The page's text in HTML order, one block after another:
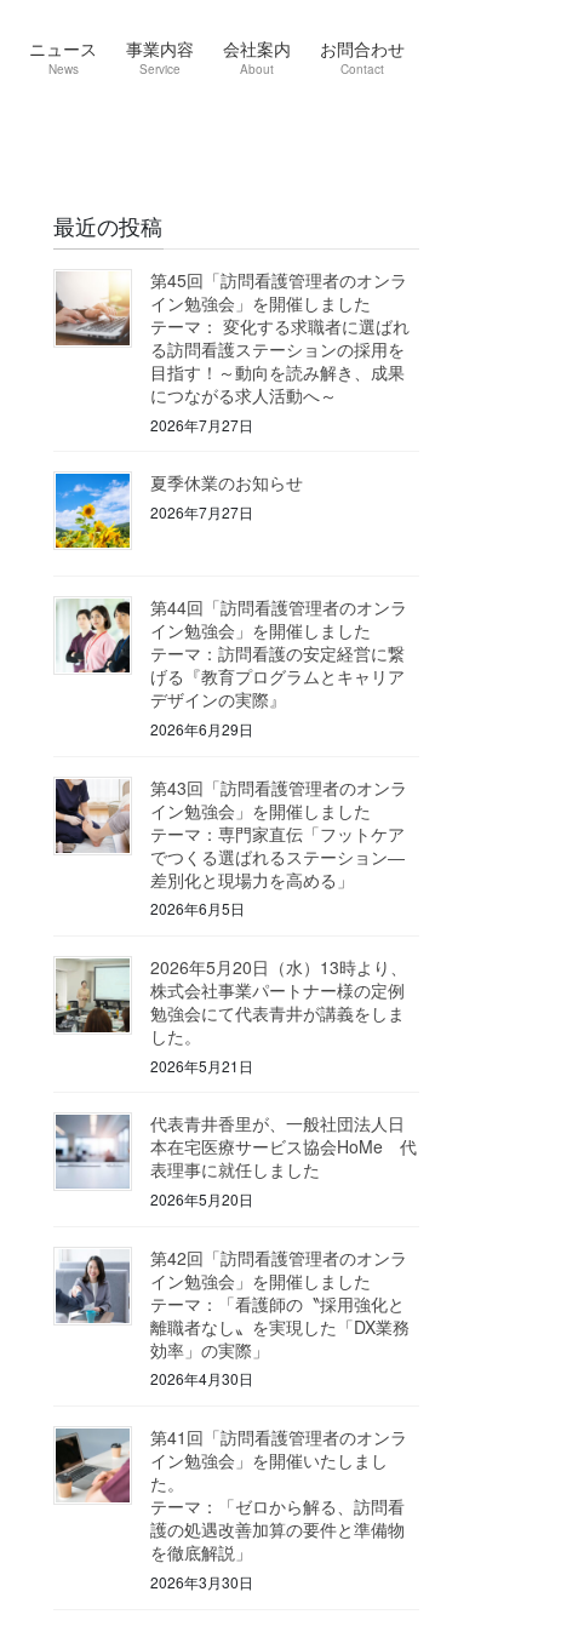
ニュース
News
事業内容
Service
会社案内
About
お問合わせ
Contact
最近の投稿
第45回「訪問看護管理者のオンラ
イン勉強会」を開催しました
テーマ： 変化する求職者に選ばれ
る訪問看護ステーションの採用を
目指す！～動向を読み解き、成果
につながる求人活動へ～
2026年7月27日
夏季休業のお知らせ
2026年7月27日
第44回「訪問看護管理者のオンラ
イン勉強会」を開催しました
テーマ：訪問看護の安定経営に繋
げる『教育プログラムとキャリア
デザインの実際』
2026年6月29日
第43回「訪問看護管理者のオンラ
イン勉強会」を開催しました
テーマ：専門家直伝「フットケア
でつくる選ばれるステーション―
差別化と現場力を高める」
2026年6月5日
2026年5月20日（水）13時より、
株式会社事業パートナー様の定例
勉強会にて代表青井が講義をしま
した。
2026年5月21日
代表青井香里が、一般社団法人日
本在宅医療サービス協会HoMe 代
表理事に就任しました
2026年5月20日
第42回「訪問看護管理者のオンラ
イン勉強会」を開催しました
テーマ：「看護師の〝採用強化と
離職者なし〟を実現した「DX業務
効率」の実際」
2026年4月30日
第41回「訪問看護管理者のオンラ
イン勉強会」を開催いたしまし
た。
テーマ：「ゼロから解る、訪問看
護の処遇改善加算の要件と準備物
を徹底解説」
2026年3月30日